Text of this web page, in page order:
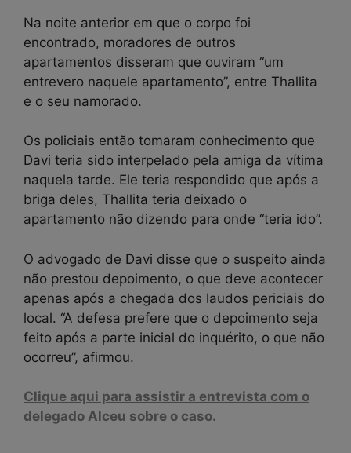
Na noite anterior em que o corpo foi
encontrado, moradores de outros
apartamentos disseram que ouviram “um
entrevero naquele apartamento”, entre Thallita
e o seu namorado.
Os policiais então tomaram conhecimento que
Davi teria sido interpelado pela amiga da vítima
naquela tarde. Ele teria respondido que após a
briga deles, Thallita teria deixado o
apartamento não dizendo para onde “teria ido”.
O advogado de Davi disse que o suspeito ainda
não prestou depoimento, o que deve acontecer
apenas após a chegada dos laudos periciais do
local. “A defesa prefere que o depoimento seja
feito após a parte inicial do inquérito, o que não
ocorreu”, afirmou.
Clique aqui para assistir a entrevista com o
delegado Alceu sobre o caso.